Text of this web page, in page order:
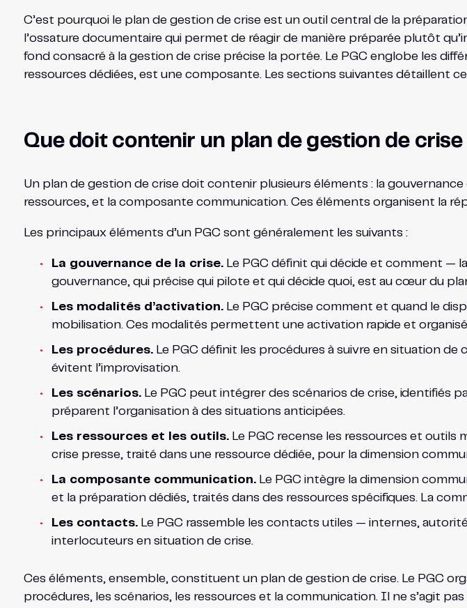
C’est pourquoi le plan de gestion de crise est un outil central de la
l’ossature documentaire qui permet de réagir de manière préparée plutôt
fond consacré à la gestion de crise précise la portée. Le PGC englobe les
ressources dédiées, est une composante. Les sections suivantes détaillent
Que doit contenir un plan de gestion de crise
Un plan de gestion de crise doit contenir plusieurs éléments : la
ressources, et la composante communication. Ces éléments organisent la
Les principaux éléments d’un PGC sont généralement les suivants :
La gouvernance de la crise.Le PGC définit qui décide et comment —
gouvernance, qui précise qui pilote et qui décide quoi, est au cœur du
Les modalités d’activation.Le PGC précise comment et quand le
mobilisation. Ces modalités permettent une activation rapide et
Les procédures.Le PGC définit les procédures à suivre en situation de
évitent l’improvisation.
Les scénarios.Le PGC peut intégrer des scénarios de crise, identifiés
préparent l’organisation à des situations anticipées.
Les ressources et les outils.Le PGC recense les ressources et outils
crise presse, traité dans une ressource dédiée, pour la dimension
La composante communication.Le PGC intègre la dimension
et la préparation dédiés, traités dans des ressources spécifiques. La
Les contacts.Le PGC rassemble les contacts utiles — internes,
interlocuteurs en situation de crise.
Ces éléments, ensemble, constituent un plan de gestion de crise. Le PGC
procédures, les scénarios, les ressources et la communication. Il ne s’agit